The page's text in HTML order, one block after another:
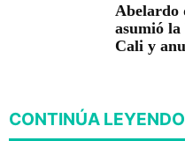
Abelardo
asumió la
Cali y
CONTINÚA LEYENDO